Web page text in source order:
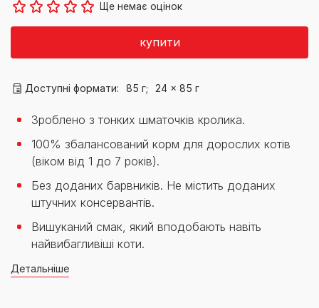
Ще немає оцінок
купити
Доступні формати: 85 г; 24 x 85 г
Зроблено з тонких шматочків кролика.
100% збалансований корм для дорослих котів
(віком від 1 до 7 років).
Без доданих барвників. Не містить доданих
штучних консервантів.
Вишуканий смак, який вподобають навіть
найвибагливіші коти.
Детальніше